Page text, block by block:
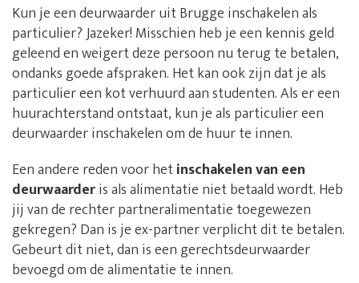
Kun je een deurwaarder uit Brugge inschakelen als
particulier? Jazeker! Misschien heb je een kennis geld
geleend en weigert deze persoon nu terug te betalen,
ondanks goede afspraken. Het kan ook zijn dat je als
particulier een kot verhuurd aan studenten. Als er een
huurachterstand ontstaat, kun je als particulier een
deurwaarder inschakelen om de huur te innen.
Een andere reden voor hetinschakelen van een
deurwaarderis als alimentatie niet betaald wordt. Heb
jij van de rechter partneralimentatie toegewezen
gekregen? Dan is je ex-partner verplicht dit te betalen.
Gebeurt dit niet, dan is een gerechtsdeurwaarder
bevoegd om de alimentatie te innen.